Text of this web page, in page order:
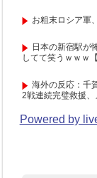
お粗末ロシア軍
日本の新宿駅が
してて笑うｗｗｗ
海外の反応：千
2戦連続完璧救援
Powered by